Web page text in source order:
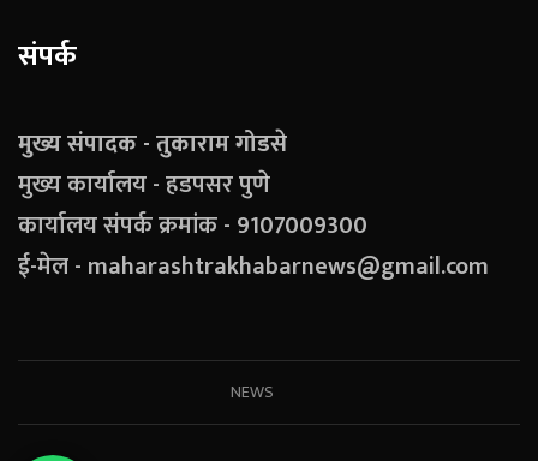
संपर्क
मुख्य संपादक - तुकाराम गोडसे
मुख्य कार्यालय - हडपसर पुणे
कार्यालय संपर्क क्रमांक - 9107009300
ई-मेल - maharashtrakhabarnews@gmail.com
NEWS